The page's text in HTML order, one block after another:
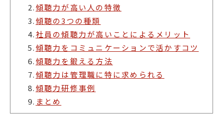
2.傾聴力が高い人の特徴
3.傾聴の3つの種類
4.社員の傾聴力が高いことによるメリット
5.傾聴力をコミュニケーションで活かすコツ
6.傾聴力を鍛える方法
7.傾聴力は管理職に特に求められる
8.傾聴力研修事例
9. まとめ